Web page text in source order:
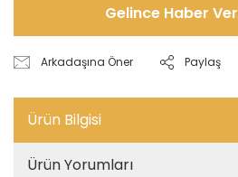
Gelince Haber Ver
Arkadaşına Öner Paylaş
Ürün Bilgisi
Ürün Yorumları